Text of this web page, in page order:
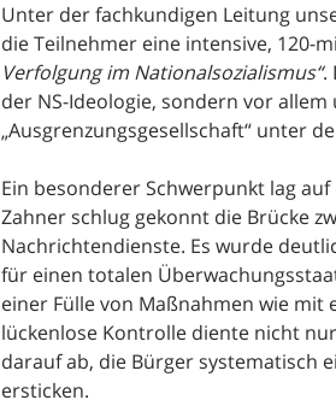
Unter der fachkundigen Leitung
die Teilnehmer eine intensive, 120-
Verfolgung im Nationalsozialismus“.
der NS-Ideologie, sondern vor
„Ausgrenzungsgesellschaft“ unter
Ein besonderer Schwerpunkt lag
Zahner schlug gekonnt die Brücke
Nachrichtendienste. Es wurde
für einen totalen
einer Fülle von Maßnahmen wie mit
lückenlose Kontrolle diente nicht
darauf ab, die Bürger systematisch
ersticken.